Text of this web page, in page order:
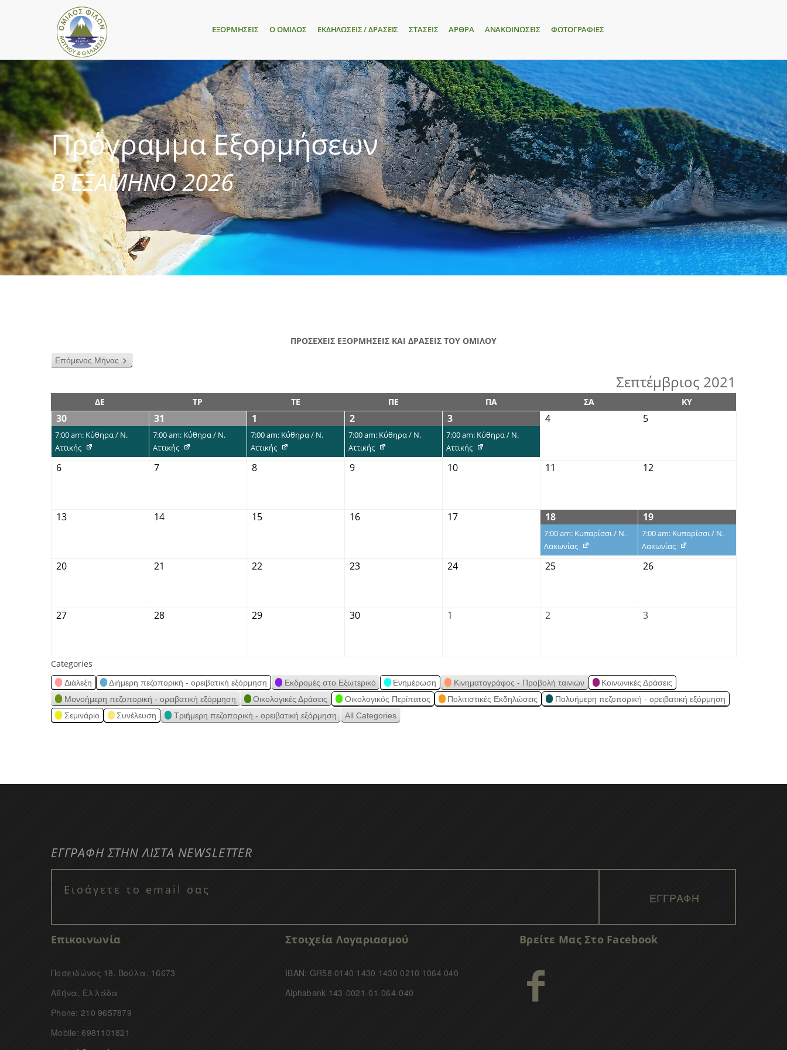
ΕΞΟΡΜΗΣΕΙΣ Ο ΟΜΙΛΟΣ ΕΚΔΗΛΩΣΕΙΣ / ΔΡΑΣΕΙΣ ΣΤΑΣΕΙΣ ΑΡΘΡΑ ΑΝΑΚΟΙΝΩΣΕΙΣ ΦΩΤΟΓΡΑΦΙΕΣ
Πρόγραμμα Εξορμήσεων
Β ΕΞΑΜΗΝΟ 2026
ΠΡΟΣΕΧΕΙΣ ΕΞΟΡΜΗΣΕΙΣ ΚΑΙ ΔΡΑΣΕΙΣ ΤΟΥ ΟΜΙΛΟΥ
Επόμενος Μήνας
Σεπτέμβριος 2021
ΔΕ ΤΡ ΤΕ ΠΕ ΠΑ ΣΑ ΚΥ
30
7:00 am: Κύθηρα / Ν.
Αττικής
31
7:00 am: Κύθηρα / Ν.
Αττικής
1
7:00 am: Κύθηρα / Ν.
Αττικής
2
7:00 am: Κύθηρα / Ν.
Αττικής
3
7:00 am: Κύθηρα / Ν.
Αττικής
4 5
6 7 8 9 10 11 12
13 14 15 16 17 18
7:00 am: Κυπαρίσσι / Ν.
Λακωνίας
19
7:00 am: Κυπαρίσσι / Ν.
Λακωνίας
20 21 22 23 24 25 26
27 28 29 30 1 2 3
Categories
Διάλεξη Διήμερη πεζοπορική - ορειβατική εξόρμηση Εκδρομές στο Εξωτερικό Ενημέρωση Κινηματογράφος - Προβολή ταινιών
Κοινωνικές Δράσεις
Μονοήμερη πεζοπορική - ορειβατική εξόρμηση
Οικολογικές Δράσεις Οικολογικός Περίπατος Πολιτιστικές Εκδηλώσεις
Πολυήμερη πεζοπορική - ορειβατική εξόρμηση
Σεμινάριο
Συνέλευση Τριήμερη πεζοπορική - ορειβατική εξόρμηση All Categories
ΕΓΓΡΑΦΗ ΣΤΗΝ ΛΙΣΤΑ NEWSLETTER
Επικοινωνία
Ποσειδώνος 18, Βούλα, 16673
Αθήνα, Ελλάδα
Phone: 210 9657879
Mobile: 6981101821
Στοιχεία Λογαριασμού
IBAN: GR58 0140 1430 1430 0210 1064 040
Alphabank 143-0021-01-064-040
Βρείτε Μας Στο Facebook